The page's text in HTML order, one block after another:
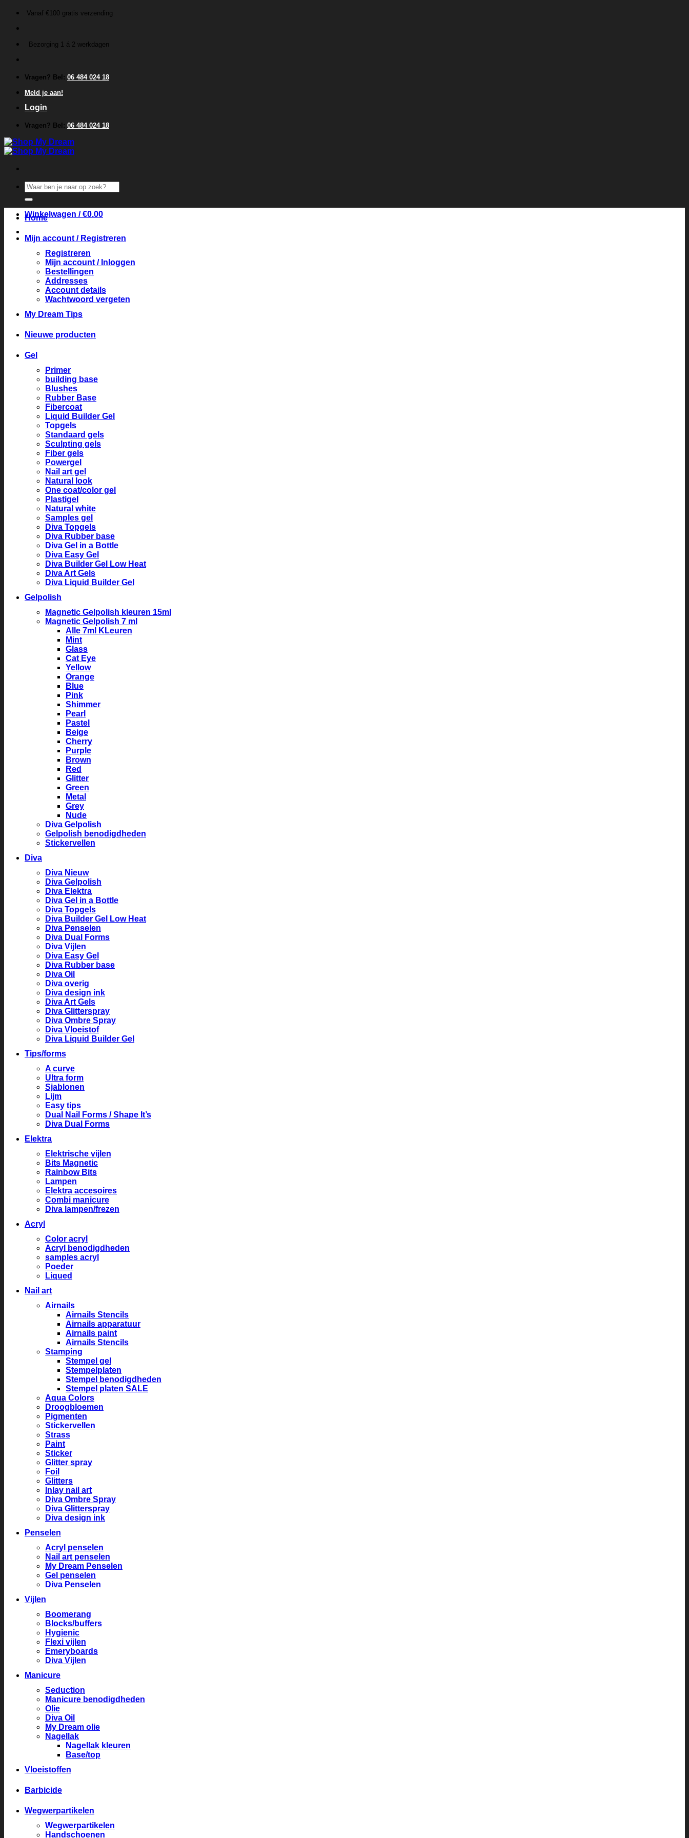
inhoud
Vanaf €100 gratis verzending
Bezorging 1 á 2 werkdagen
Vragen? Bel: 06 484 024 18
Meld je aan!
Login
Vragen? Bel: 06 484 024 18
Zoeken
naar:
Winkelwagen /€0.00
Home
Mijn account / Registreren
Registreren
Mijn account / Inloggen
Bestellingen
Addresses
Account details
Wachtwoord vergeten
My Dream Tips
Nieuwe producten
Gel
Primer
building base
Blushes
Rubber Base
Fibercoat
Liquid Builder Gel
Topgels
Standaard gels
Sculpting gels
Fiber gels
Powergel
Nail art gel
Natural look
One coat/color gel
Plastigel
Natural white
Samples gel
Diva Topgels
Diva Rubber base
Diva Gel in a Bottle
Diva Easy Gel
Diva Builder Gel Low Heat
Diva Art Gels
Diva Liquid Builder Gel
Gelpolish
Magnetic Gelpolish kleuren 15ml
Magnetic Gelpolish 7 ml
Alle 7ml KLeuren
Mint
Glass
Cat Eye
Yellow
Orange
Blue
Pink
Shimmer
Pearl
Pastel
Beige
Cherry
Purple
Brown
Red
Glitter
Green
Metal
Grey
Nude
Diva Gelpolish
Gelpolish benodigdheden
Stickervellen
Diva
Diva Nieuw
Diva Gelpolish
Diva Elektra
Diva Gel in a Bottle
Diva Topgels
Diva Builder Gel Low Heat
Diva Penselen
Diva Dual Forms
Diva Vijlen
Diva Easy Gel
Diva Rubber base
Diva Oil
Diva overig
Diva design ink
Diva Art Gels
Diva Glitterspray
Diva Ombre Spray
Diva Vloeistof
Diva Liquid Builder Gel
Tips/forms
A curve
Ultra form
Sjablonen
Lijm
Easy tips
Dual Nail Forms / Shape It’s
Diva Dual Forms
Elektra
Elektrische vijlen
Bits Magnetic
Rainbow Bits
Lampen
Elektra accesoires
Combi manicure
Diva lampen/frezen
Acryl
Color acryl
Acryl benodigdheden
samples acryl
Poeder
Liqued
Nail art
Airnails
Airnails Stencils
Airnails apparatuur
Airnails paint
Airnails Stencils
Stamping
Stempel gel
Stempelplaten
Stempel benodigdheden
Stempel platen SALE
Aqua Colors
Droogbloemen
Pigmenten
Stickervellen
Strass
Paint
Sticker
Glitter spray
Foil
Glitters
Inlay nail art
Diva Ombre Spray
Diva Glitterspray
Diva design ink
Penselen
Acryl penselen
Nail art penselen
My Dream Penselen
Gel penselen
Diva Penselen
Vijlen
Boomerang
Blocks/buffers
Hygienic
Flexi vijlen
Emeryboards
Diva Vijlen
Manicure
Seduction
Manicure benodigdheden
Olie
Diva Oil
My Dream olie
Nagellak
Nagellak kleuren
Base/top
Vloeistoffen
Barbicide
Wegwerpartikelen
Wegwerpartikelen
Handschoenen